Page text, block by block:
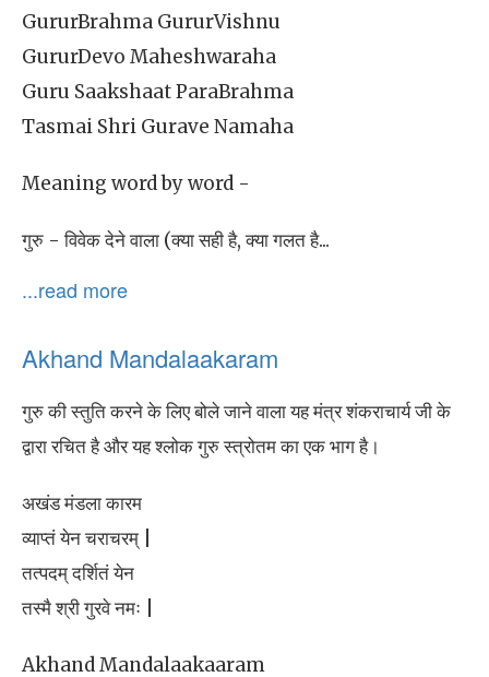
GururBrahma GururVishnu
GururDevo Maheshwaraha
Guru Saakshaat ParaBrahma
Tasmai Shri Gurave Namaha
Meaning word by word -
गुरु - विवेक देने वाला (क्या सही है, क्या गलत है...
...read more
Akhand Mandalaakaram
गुरु की स्तुति करने के लिए बोले जाने वाला यह मंत्र शंकराचार्य जी के
द्वारा रचित है और यह श्लोक गुरु स्त्रोतम का एक भाग है।
अखंड मंडला कारम
व्याप्तं येन चराचरम् |
तत्पदम् दर्शितं येन
तस्मै श्री गुरवे नमः |
Akhand Mandalaakaaram